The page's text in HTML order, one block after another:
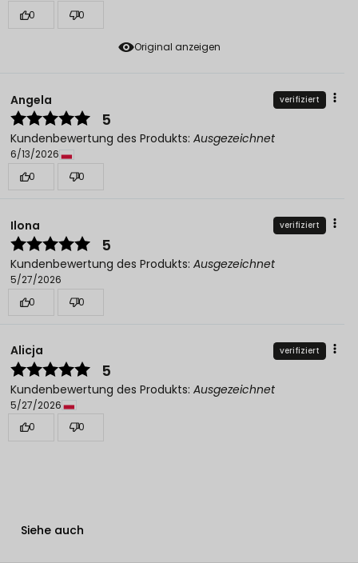
Original anzeigen
0
0
Angela verifiziert
5
Kundenbewertung des Produkts: Ausgezeichnet
6/13/2026
0
0
Ilona verifiziert
5
Kundenbewertung des Produkts: Ausgezeichnet
5/27/2026
0
0
Alicja verifiziert
5
Kundenbewertung des Produkts: Ausgezeichnet
5/27/2026
0
0
Siehe auch